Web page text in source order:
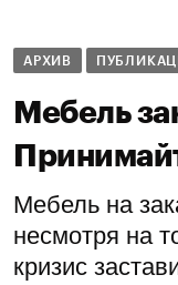
АРХИВ
Мебель
Мебель на
несмотря на
кризис